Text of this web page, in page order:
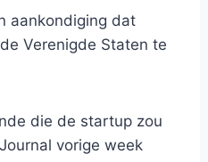
aankondiging dat
Verenigde Staten te
die de startup zou
vorige week